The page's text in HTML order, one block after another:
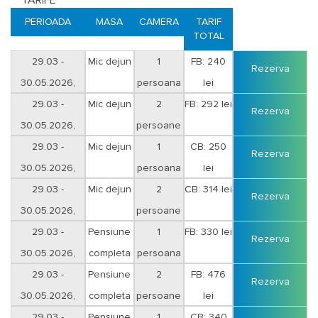
Plata serviciilor
- numerar sau cu cardul la sediul agentiei;
cu ajutorul facturii proforme;
PERIOADA MASA CAMERA
TARIF
TOTAL
29.03 -
30.05.2026,
Mic dejun 1
persoana
FB: 240
lei
Rezerva
29.03 -
30.05.2026,
Mic dejun 2
persoane
FB: 292 lei
Rezerva
29.03 -
30.05.2026,
Mic dejun 1
persoana
CB: 250
lei
Rezerva
29.03 -
30.05.2026,
Mic dejun 2
persoane
CB: 314 lei
Rezerva
29.03 -
30.05.2026,
Pensiune
completa
1
persoana
FB: 330 lei
Rezerva
29.03 -
30.05.2026,
Pensiune
completa
2
persoane
FB: 476
lei
Rezerva